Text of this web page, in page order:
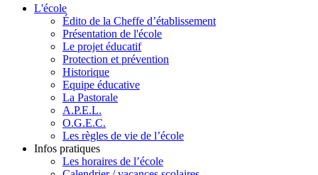
L'école
Édito de la Cheffe d’établissement
Présentation de l'école
Le projet éducatif
Protection et prévention
Historique
Equipe éducative
La Pastorale
A.P.E.L.
O.G.E.C.
Les règles de vie de l’école
Infos pratiques
Les horaires de l’école